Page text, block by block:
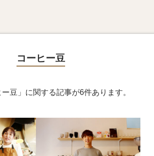
コーヒー豆
豆」に関する記事が6件あります。